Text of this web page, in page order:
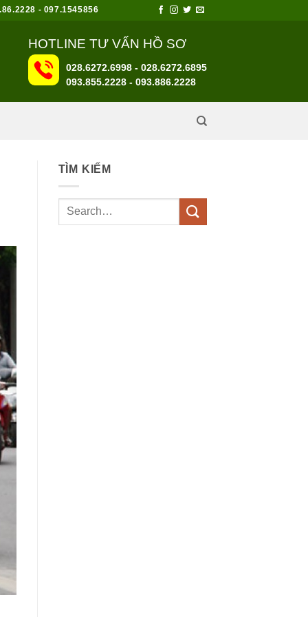
- 097.1545856
HOTLINE TƯ VẤN HỒ SƠ
028.6272.6998 - 028.6272.6895
093.855.2228 - 093.886.2228
TÌM KIẾM